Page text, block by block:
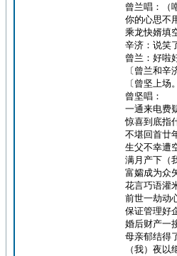
曾兰唱：（
你的心思不
乘龙快婿填
辛济：说笑
曾兰：好啦
〔曾兰和辛
〔曾坚上场。
曾坚唱：
一通来电费
惊喜到底指
不堪回首廿
生父不幸遭
满月产下（
富孀成为众
花言巧语灌
前世一劫动
保证管理好
婚后财产一
母亲郁结得
（我）夜以